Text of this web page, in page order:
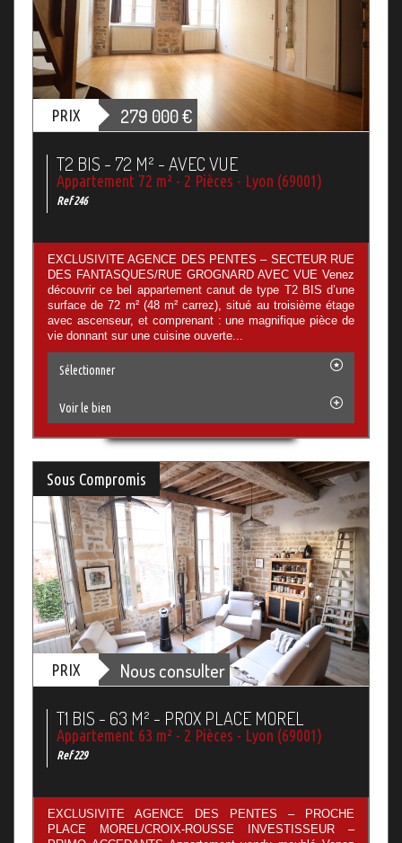
PRIX 279 000€
T2 BIS - 72 M² - AVEC VUE
Appartement 72 m² - 2 Pièces - Lyon (69001)
Ref 246
EXCLUSIVITE AGENCE DES PENTES – SECTEUR RUE
DES FANTASQUES/RUE GROGNARD AVEC VUE Venez
découvrir ce bel appartement canut de type T2 BIS d’une
surface de 72 m² (48 m² carrez), situé au troisième étage
avec ascenseur, et comprenant : une magnifique pièce de
vie donnant sur une cuisine ouverte...
Sélectionner
Voir le bien
Sous Compromis
PRIX Nous consulter
T1 BIS - 63 M² - PROX PLACE MOREL
Appartement 63 m² - 2 Pièces - Lyon (69001)
Ref 229
EXCLUSIVITE AGENCE DES PENTES – PROCHE
PLACE MOREL/CROIX-ROUSSE INVESTISSEUR –